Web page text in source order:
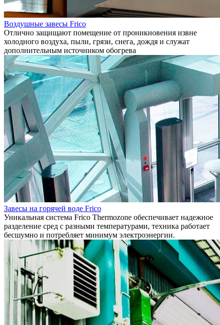
Воздушные завесы Frico
Отлично защищают помещение от проникновения извне
холодного воздуха, пыли, грязи, снега, дождя и служат
дополнительным источником обогрева
Завесы на горячей воде Frico
Уникальная система Frico Thermozone обеспечивает надежное
разделение сред с разными температурами, техника работает
бесшумно и потребляет минимум электроэнергии.